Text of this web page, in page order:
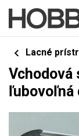
Lacné
Vchodová
ľubovoľná